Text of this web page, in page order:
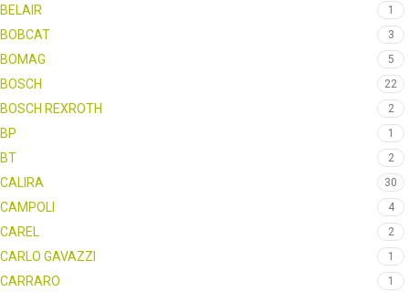
BELAIR 1
BOBCAT 3
BOMAG 5
BOSCH 22
BOSCH REXROTH 2
BP 1
BT 2
CALIRA 30
CAMPOLI 4
CAREL 2
CARLO GAVAZZI 1
CARRARO 1